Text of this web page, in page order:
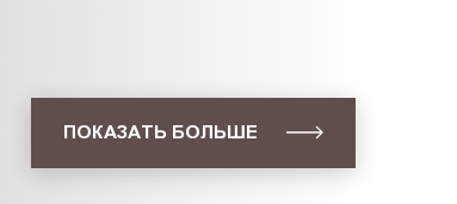
ПОКАЗАТЬ БОЛЬШЕ